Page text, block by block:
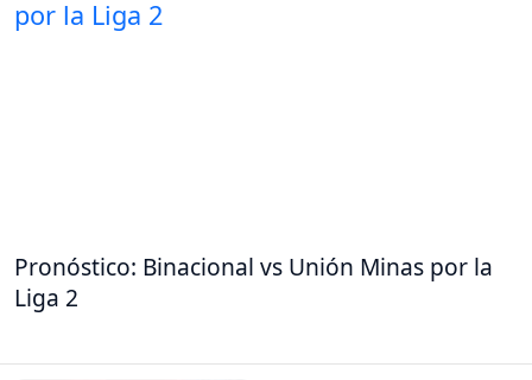
Pronóstico: Binacional vs Unión Minas por la
Liga 2